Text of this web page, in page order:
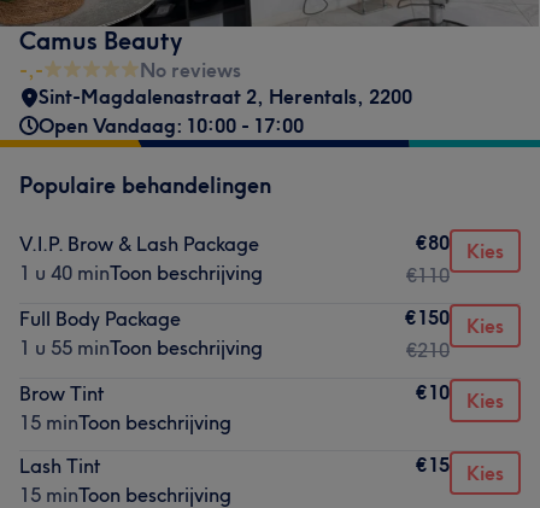
Camus Beauty
-,-
No reviews
Sint-Magdalenastraat 2, Herentals, 2200
Open Vandaag: 10:00 - 17:00
Populaire behandelingen
V.I.P. Brow & Lash Package
1 u 40 minToon beschrijving
€80
€110
Kies
Full Body Package
1 u 55 minToon beschrijving
€150
€210
Kies
Brow Tint
15 minToon beschrijving
€10 Kies
Lash Tint
15 minToon beschrijving
€15 Kies